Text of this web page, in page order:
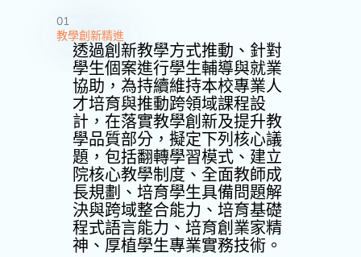
01
教學創新精進
透過創新教學方式推動、針對
學生個案進行學生輔導與就業
協助，為持續維持本校專業人
才培育與推動跨領域課程設
計，在落實教學創新及提升教
學品質部分，擬定下列核心議
題，包括翻轉學習模式、建立
院核心教學制度、全面教師成
長規劃、培育學生具備問題解
決與跨域整合能力、培育基礎
程式語言能力、培育創業家精
神、厚植學生專業實務技術。